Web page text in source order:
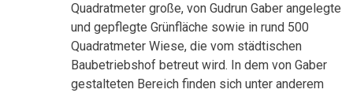
Quadratmeter große, von Gudrun Gaber angelegte
und gepflegte Grünfläche sowie in rund 500
Quadratmeter Wiese, die vom städtischen
Baubetriebshof betreut wird. In dem von Gaber
gestalteten Bereich finden sich unter anderem